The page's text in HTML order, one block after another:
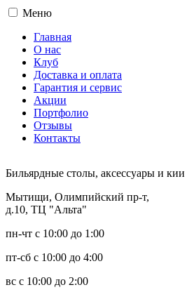
Меню
Главная
О нас
Клуб
Доставка и оплата
Гарантия и сервис
Акции
Портфолио
Отзывы
Контакты
Бильярдные столы, аксессуары и кии
Мытищи, Олимпийский пр-т,
д.10, ТЦ "Альта"
пн-чт с 10:00 до 1:00
пт-сб с 10:00 до 4:00
вс с 10:00 до 2:00